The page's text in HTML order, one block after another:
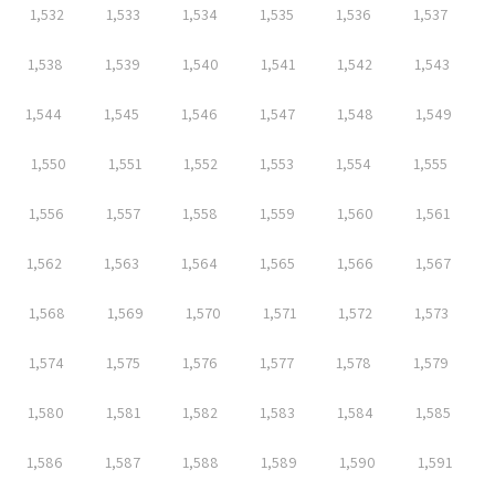
1,532 1,533 1,534 1,535 1,536 1,537
1,538 1,539 1,540 1,541 1,542 1,543
1,544 1,545 1,546 1,547 1,548 1,549
1,550 1,551 1,552 1,553 1,554 1,555
1,556 1,557 1,558 1,559 1,560 1,561
1,562 1,563 1,564 1,565 1,566 1,567
1,568 1,569 1,570 1,571 1,572 1,573
1,574 1,575 1,576 1,577 1,578 1,579
1,580 1,581 1,582 1,583 1,584 1,585
1,586 1,587 1,588 1,589 1,590 1,591